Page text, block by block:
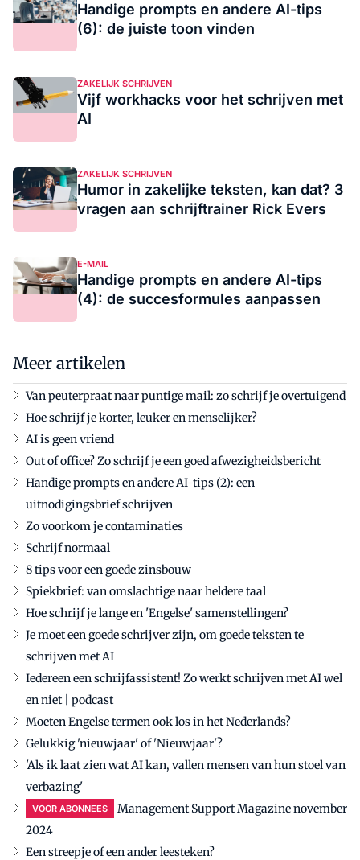
Handige prompts en andere AI-tips
(6): de juiste toon vinden
ZAKELIJK SCHRIJVEN
Vijf workhacks voor het schrijven met
AI
ZAKELIJK SCHRIJVEN
Humor in zakelijke teksten, kan dat? 3
vragen aan schrijftrainer Rick Evers
E-MAIL
Handige prompts en andere AI-tips
(4): de succesformules aanpassen
Meer artikelen
Van peuterpraat naar puntige mail: zo schrijf je overtuigend
Hoe schrijf je korter, leuker en menselijker?
AI is geen vriend
Out of office? Zo schrijf je een goed afwezigheidsbericht
Handige prompts en andere AI-tips (2): een
uitnodigingsbrief schrijven
Zo voorkom je contaminaties
Schrijf normaal
8 tips voor een goede zinsbouw
Spiekbrief: van omslachtige naar heldere taal
Hoe schrijf je lange en 'Engelse' samenstellingen?
Je moet een goede schrijver zijn, om goede teksten te
schrijven met AI
Iedereen een schrijfassistent! Zo werkt schrijven met AI wel
en niet | podcast
Moeten Engelse termen ook los in het Nederlands?
Gelukkig 'nieuwjaar' of 'Nieuwjaar'?
'Als ik laat zien wat AI kan, vallen mensen van hun stoel van
verbazing'
VOOR ABONNEES
Management Support Magazine november
2024
Een streepje of een ander leesteken?